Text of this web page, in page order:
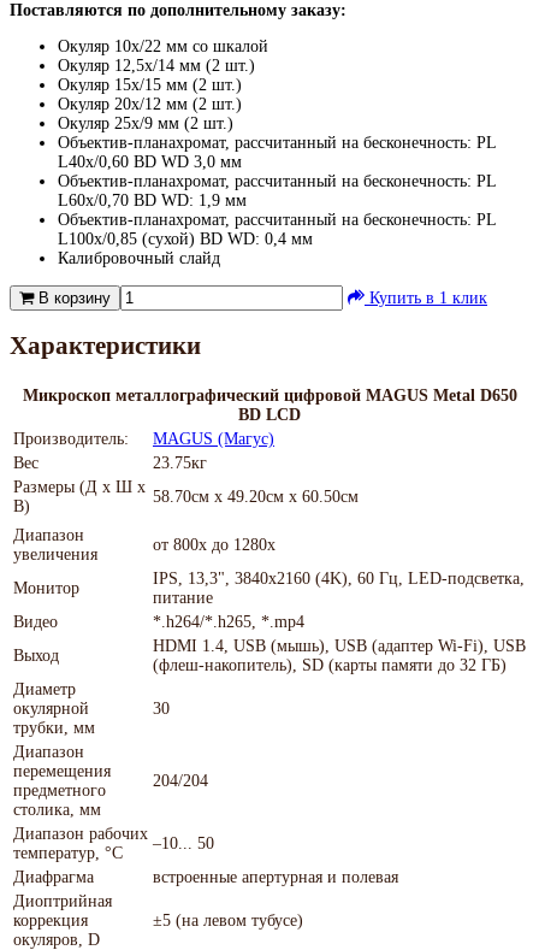
Поставляются по дополнительному заказу:
Окуляр 10х/22 мм со шкалой
Окуляр 12,5x/14 мм (2 шт.)
Окуляр 15х/15 мм (2 шт.)
Окуляр 20х/12 мм (2 шт.)
Окуляр 25х/9 мм (2 шт.)
Объектив-планахромат, рассчитанный на бесконечность: PL
L40х/0,60 BD WD 3,0 мм
Объектив-планахромат, рассчитанный на бесконечность: PL
L60x/0,70 BD WD: 1,9 мм
Объектив-планахромат, рассчитанный на бесконечность: PL
L100х/0,85 (сухой) BD WD: 0,4 мм
Калибровочный слайд
В корзину Купить в 1 клик
Характеристики
Микроскоп металлографический цифровой MAGUS Metal D650
BD LCD
Производитель:
MAGUS (Магус)
Вес
23.75кг
Размеры (Д х Ш х
В)
58.70см x 49.20см x 60.50см
Диапазон
увеличения
от 800х до 1280х
Монитор
IPS, 13,3", 3840x2160 (4K), 60 Гц, LED-подсветка,
питание
Видео
*.h264/*.h265, *.mp4
Выход
HDMI 1.4, USB (мышь), USB (адаптер Wi-Fi), USB
(флеш-накопитель), SD (карты памяти до 32 ГБ)
Диаметр
окулярной
трубки, мм
30
Диапазон
перемещения
предметного
столика, мм
204/204
Диапазон рабочих
температур, °С
–10... 50
Диафрагма
встроенные апертурная и полевая
Диоптрийная
коррекция
окуляров, D
±5 (на левом тубусе)